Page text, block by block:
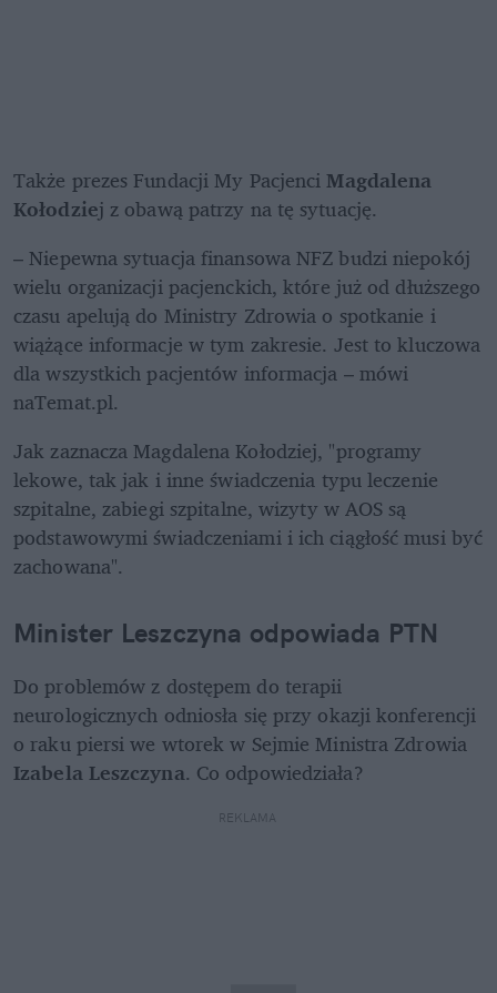
Także prezes Fundacji My Pacjenci Magdalena
Kołodziej z obawą patrzy na tę sytuację.
– Niepewna sytuacja finansowa NFZ budzi niepokój
wielu organizacji pacjenckich, które już od dłuższego
czasu apelują do Ministry Zdrowia o spotkanie i
wiążące informacje w tym zakresie. Jest to kluczowa
dla wszystkich pacjentów informacja – mówi
naTemat.pl.
Jak zaznacza Magdalena Kołodziej, "programy
lekowe, tak jak i inne świadczenia typu leczenie
szpitalne, zabiegi szpitalne, wizyty w AOS są
podstawowymi świadczeniami i ich ciągłość musi być
zachowana".
Minister Leszczyna odpowiada PTN
Do problemów z dostępem do terapii
neurologicznych odniosła się przy okazji konferencji
o raku piersi we wtorek w Sejmie Ministra Zdrowia
Izabela Leszczyna. Co odpowiedziała?
REKLAMA